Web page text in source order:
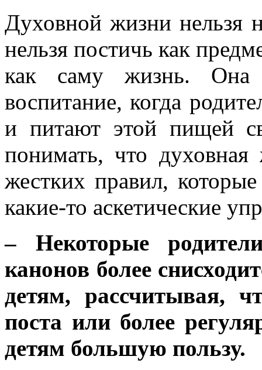
Духовной жизни нельзя
нельзя постичь как
как саму жизнь. Она
воспитание, когда
и питают этой пищей
понимать, что
жестких правил,
какие-то аскетические
– Некоторые
канонов более
детям, рассчитывая,
поста или более
детям большую пользу.